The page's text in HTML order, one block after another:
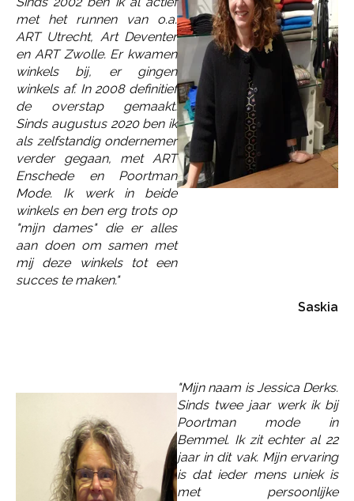
met het runnen van o.a.
ART Utrecht, Art Deventer
en ART Zwolle. Er kwamen
winkels bij, er gingen
winkels af. In 2008 definitief
de overstap gemaakt.
Sinds augustus 2020 ben ik
als zelfstandig ondernemer
verder gegaan, met ART
Enschede en Poortman
Mode. Ik werk in beide
winkels en ben erg trots op
"mijn dames" die er alles
aan doen om samen met
mij deze winkels tot een
succes te maken."
Saskia
"Mijn naam isJessicaDerks.
Sinds twee jaar werk ik bij
Poortman mode in
Bemmel. Ik zit echter al 22
jaar in dit vak. Mijn ervaring
is dat ieder mens uniek is
met persoonlijke